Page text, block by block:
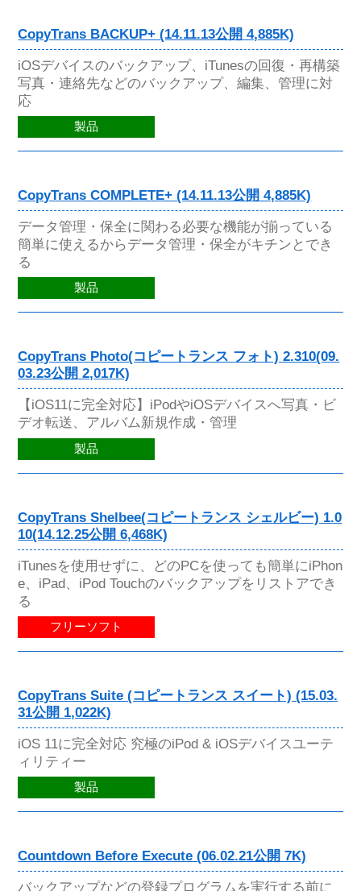
CopyTrans BACKUP+ (14.11.13公開 4,885K)
iOSデバイスのバックアップ、iTunesの回復・再構築
写真・連絡先などのバックアップ、編集、管理に対
応
製品
CopyTrans COMPLETE+ (14.11.13公開 4,885K)
データ管理・保全に関わる必要な機能が揃っている
簡単に使えるからデータ管理・保全がキチンとでき
る
製品
CopyTrans Photo(コピートランス フォト) 2.310(09.
03.23公開 2,017K)
【iOS11に完全対応】iPodやiOSデバイスへ写真・ビ
デオ転送、アルバム新規作成・管理
製品
CopyTrans Shelbee(コピートランス シェルビー) 1.0
10(14.12.25公開 6,468K)
iTunesを使用せずに、どのPCを使っても簡単にiPhon
e、iPad、iPod Touchのバックアップをリストアでき
る
フリーソフト
CopyTrans Suite (コピートランス スイート) (15.03.
31公開 1,022K)
iOS 11に完全対応 究極のiPod & iOSデバイスユーテ
ィリティー
製品
Countdown Before Execute (06.02.21公開 7K)
バックアップなどの登録プログラムを実行する前に